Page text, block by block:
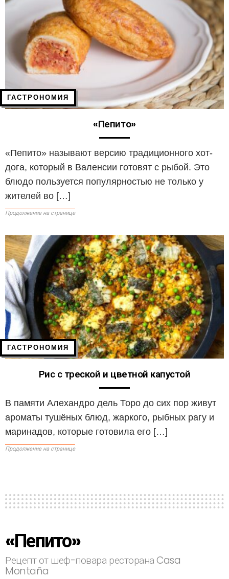
ГАСТРОНОМИЯ
«Пепито»
«Пепито» называют версию традиционного хот-
дога, который в Валенсии готовят с рыбой. Это
блюдо пользуется популярностью не только у
жителей во […]
Продолжение на странице
ГАСТРОНОМИЯ
Рис с треской и цветной капустой
В памяти Алехандро дель Торо до сих пор живут
ароматы тушёных блюд, жаркого, рыбных рагу и
маринадов, которые готовила его […]
Продолжение на странице
«Пепито»
Рецепт от шеф-повара ресторана Casa
Montaña